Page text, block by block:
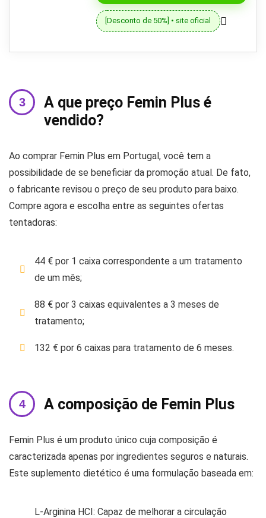
[Desconto de 50%] • site oficial
A que preço Femin Plus é
vendido?
Ao comprar Femin Plus em Portugal, você tem a
possibilidade de se beneficiar da promoção atual. De fato,
o fabricante revisou o preço de seu produto para baixo.
Compre agora e escolha entre as seguintes ofertas
tentadoras:
44 € por 1 caixa correspondente a um tratamento
de um mês;
88 € por 3 caixas equivalentes a 3 meses de
tratamento;
132 € por 6 caixas para tratamento de 6 meses.
A composição de Femin Plus
Femin Plus é um produto único cuja composição é
caracterizada apenas por ingredientes seguros e naturais.
Este suplemento dietético é uma formulação baseada em:
L-Arginina HCI: Capaz de melhorar a circulação